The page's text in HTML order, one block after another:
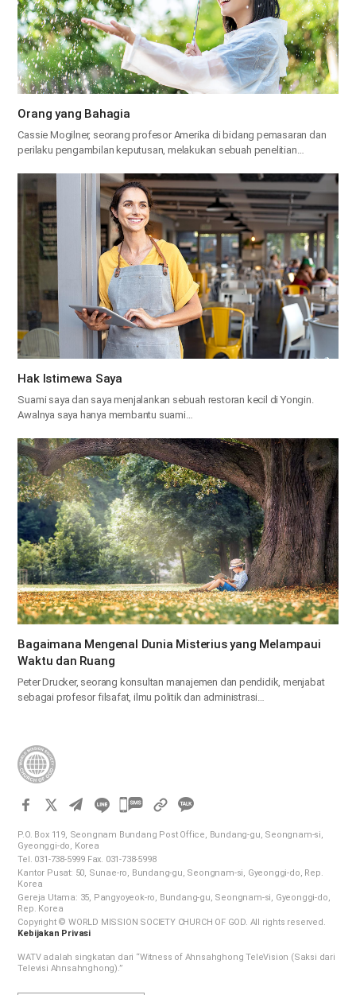
Orang yang Bahagia
Cassie Mogilner, seorang profesor Amerika di bidang pemasaran dan
perilaku pengambilan keputusan, melakukan sebuah penelitian…
Hak Istimewa Saya
Suami saya dan saya menjalankan sebuah restoran kecil di Yongin.
Awalnya saya hanya membantu suami…
Bagaimana Mengenal Dunia Misterius yang Melampaui
Waktu dan Ruang
Peter Drucker, seorang konsultan manajemen dan pendidik, menjabat
sebagai profesor filsafat, ilmu politik dan administrasi…
카
오
공
유
하
P.O. Box 119, Seongnam Bundang Post Office, Bundang-gu, Seongnam-si,
Gyeonggi-do, Korea
Tel. 031-738-5999 Fax. 031-738-5998
Kantor Pusat: 50, Sunae-ro, Bundang-gu, Seongnam-si, Gyeonggi-do, Rep.
Korea
Gereja Utama: 35, Pangyoyeok-ro, Bundang-gu, Seongnam-si, Gyeonggi-do,
Rep. Korea
Copyright © WORLD MISSION SOCIETY CHURCH OF GOD. All rights reserved.
Kebijakan Privasi
WATV adalah singkatan dari “Witness of Ahnsahghong TeleVision (Saksi dari
Televisi Ahnsahnghong).”